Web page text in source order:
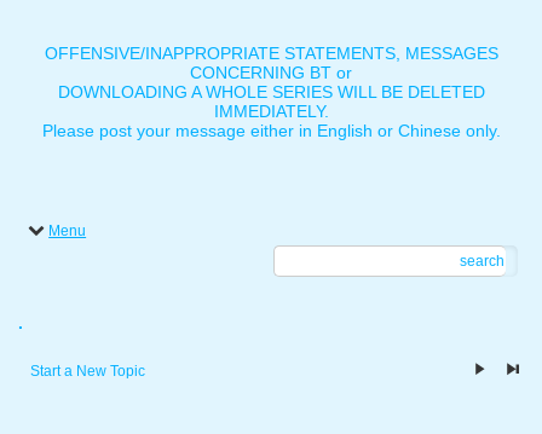
OFFENSIVE/INAPPROPRIATE STATEMENTS, MESSAGES
CONCERNING BT or
DOWNLOADING A WHOLE SERIES WILL BE DELETED
IMMEDIATELY.
Please post your message either in English or Chinese only.
Menu
search
.
Start a New Topic